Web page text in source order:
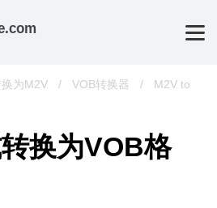
为M2V / VOB转换器 /
M2V to
换为VOB格